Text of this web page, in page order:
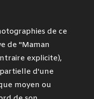
de ce
de "Maman
explicite),
d'une
moyen ou